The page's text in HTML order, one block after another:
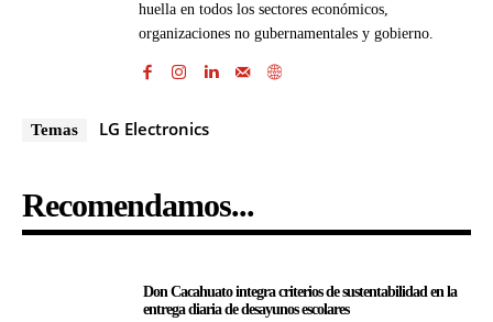
huella en todos los sectores económicos,
organizaciones no gubernamentales y gobierno.
Temas LG Electronics
Recomendamos...
Don Cacahuato integra criterios de sustentabilidad en la
entrega diaria de desayunos escolares